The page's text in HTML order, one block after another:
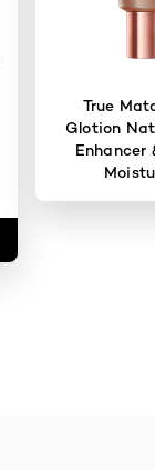
True
Glotion
Enhancer